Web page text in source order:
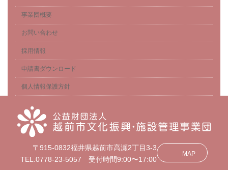
事業団概要
お問い合わせ
採用情報
申請書ダウンロード
個人情報保護方針
〒915-0832福井県越前市高瀬2丁目3-3
TEL.0778-23-5057 受付時間9:00〜17:00
MAP